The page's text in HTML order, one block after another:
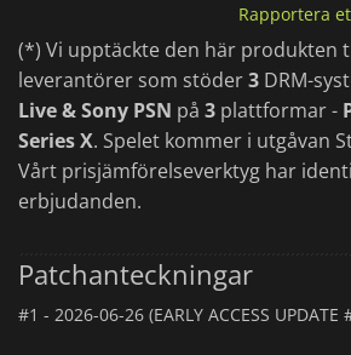
Rapportera
(*) Vi upptäckte den här produkten
leverantörer som stöder3 DRM-
Live & Sony PSN på 3 plattformar -
Series X. Spelet kommer i utgåvan
Vårt prisjämförelseverktyg har
erbjudanden.
Patchanteckningar
#1 - 2026-06-26 (EARLY ACCESS UPDATE